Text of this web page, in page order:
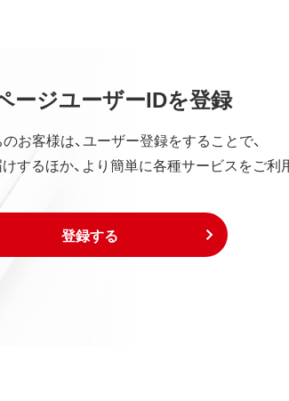
ージユーザーIDを登録
お客様は、ユーザー登録をすることで、
するほか、より簡単に各種サービスをご利
登録する